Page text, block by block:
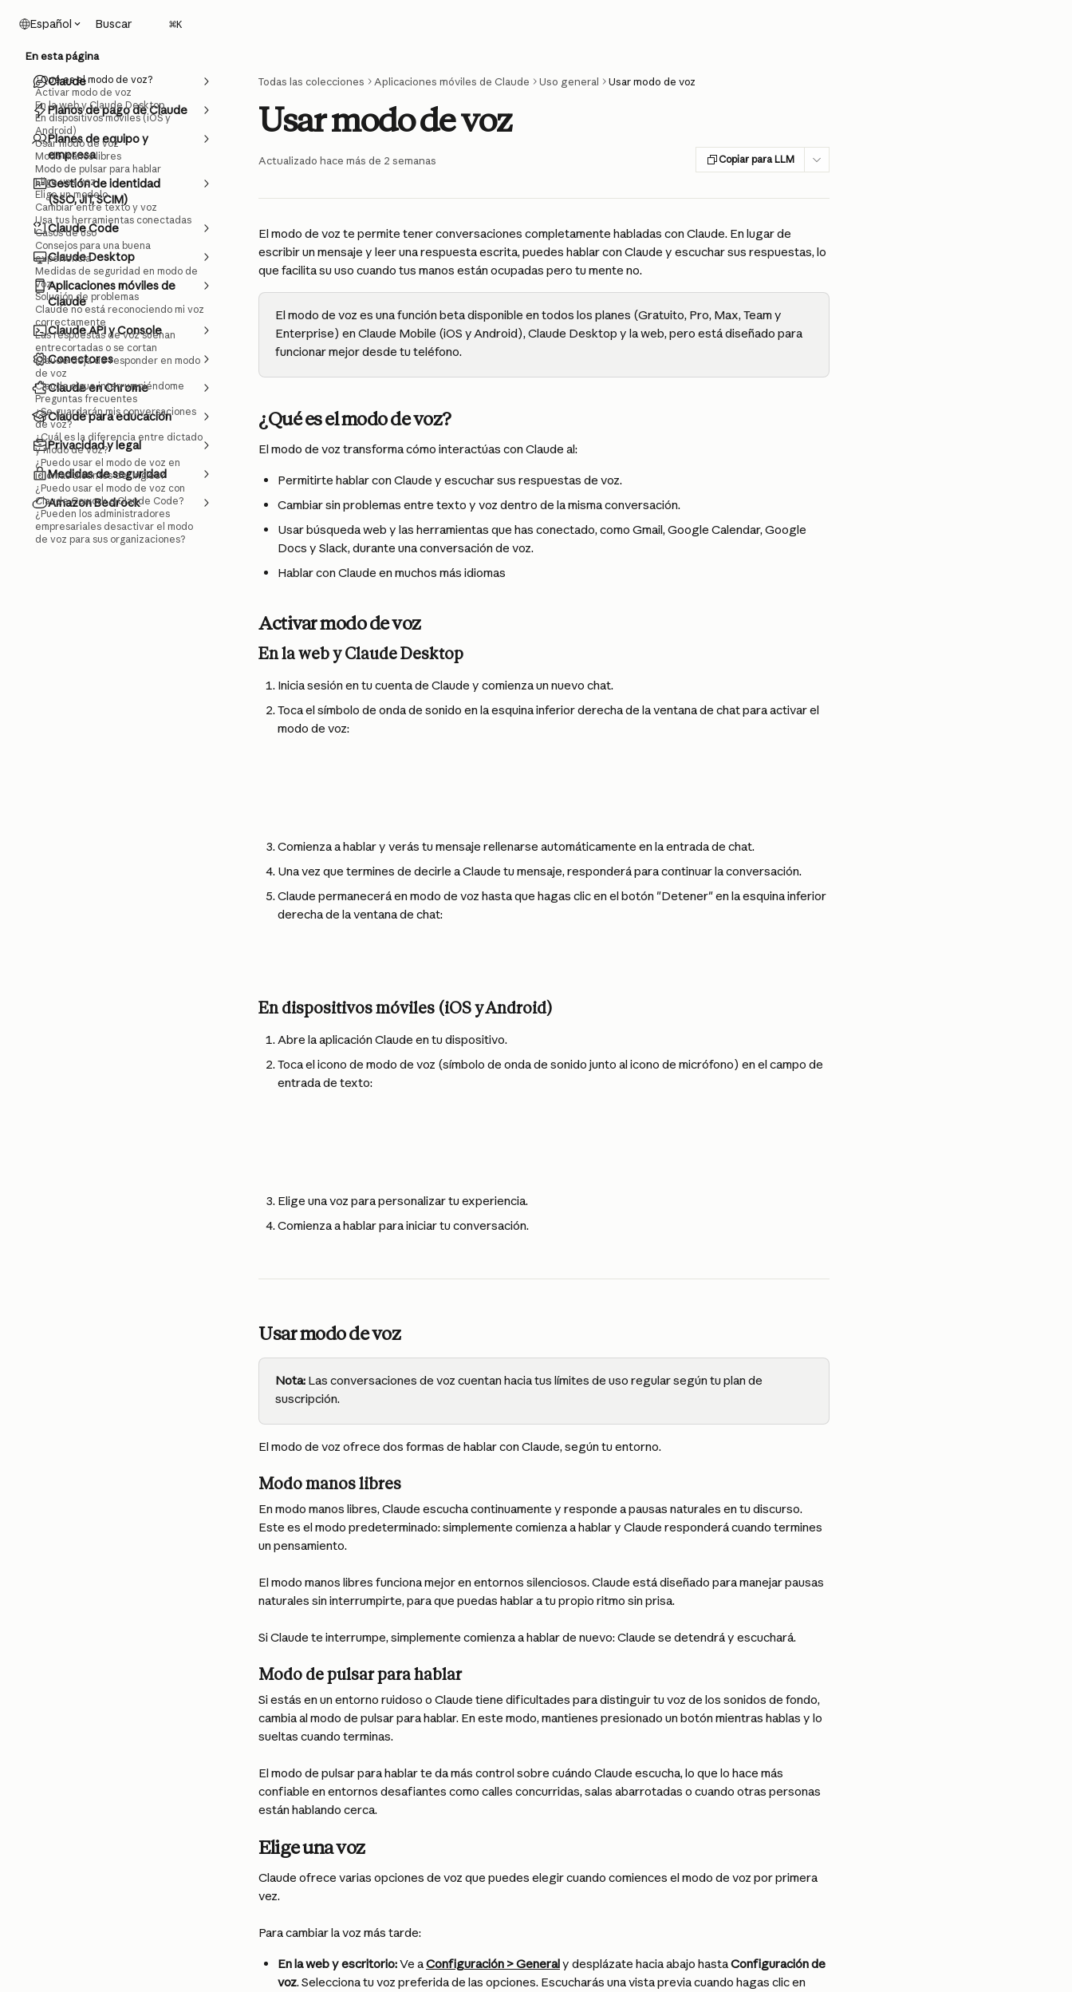
Español Buscar ⌘K
Claude
Planos de pago de Claude
Planes de equipo y
empresa
Gestión de identidad
(SSO, JIT, SCIM)
Claude Code
Claude Desktop
Aplicaciones móviles de
Claude
Claude API y Console
Conectores
Claude en Chrome
Claude para educación
Privacidad y legal
Medidas de seguridad
Amazon Bedrock
Todas las colecciones Aplicaciones móviles de Claude Uso general Usar modo de voz
Usar modo de voz
Actualizado hace más de 2 semanas Copiar para LLM
El modo de voz te permite tener conversaciones completamente habladas con Claude. En lugar de
escribir un mensaje y leer una respuesta escrita, puedes hablar con Claude y escuchar sus respuestas, lo
que facilita su uso cuando tus manos están ocupadas pero tu mente no.
El modo de voz es una función beta disponible en todos los planes (Gratuito, Pro, Max, Team y
Enterprise) en Claude Mobile (iOS y Android), Claude Desktop y la web, pero está diseñado para
funcionar mejor desde tu teléfono.
¿Qué es el modo de voz?
El modo de voz transforma cómo interactúas con Claude al:
Permitirte hablar con Claude y escuchar sus respuestas de voz.
Cambiar sin problemas entre texto y voz dentro de la misma conversación.
Usar búsqueda web y las herramientas que has conectado, como Gmail, Google Calendar, Google
Docs y Slack, durante una conversación de voz.
Hablar con Claude en muchos más idiomas
Activar modo de voz
En la web y Claude Desktop
Inicia sesión en tu cuenta de Claude y comienza un nuevo chat.
Toca el símbolo de onda de sonido en la esquina inferior derecha de la ventana de chat para activar el
modo de voz:
Comienza a hablar y verás tu mensaje rellenarse automáticamente en la entrada de chat.
Una vez que termines de decirle a Claude tu mensaje, responderá para continuar la conversación.
Claude permanecerá en modo de voz hasta que hagas clic en el botón "Detener" en la esquina inferior
derecha de la ventana de chat:
En dispositivos móviles (iOS y Android)
Abre la aplicación Claude en tu dispositivo.
Toca el icono de modo de voz (símbolo de onda de sonido junto al icono de micrófono) en el campo de
entrada de texto:
Elige una voz para personalizar tu experiencia.
Comienza a hablar para iniciar tu conversación.
Usar modo de voz
Nota: Las conversaciones de voz cuentan hacia tus límites de uso regular según tu plan de
suscripción.
El modo de voz ofrece dos formas de hablar con Claude, según tu entorno.
Modo manos libres
En modo manos libres, Claude escucha continuamente y responde a pausas naturales en tu discurso.
Este es el modo predeterminado: simplemente comienza a hablar y Claude responderá cuando termines
un pensamiento.
El modo manos libres funciona mejor en entornos silenciosos. Claude está diseñado para manejar pausas
naturales sin interrumpirte, para que puedas hablar a tu propio ritmo sin prisa.
Si Claude te interrumpe, simplemente comienza a hablar de nuevo: Claude se detendrá y escuchará.
Modo de pulsar para hablar
Si estás en un entorno ruidoso o Claude tiene dificultades para distinguir tu voz de los sonidos de fondo,
cambia al modo de pulsar para hablar. En este modo, mantienes presionado un botón mientras hablas y lo
sueltas cuando terminas.
El modo de pulsar para hablar te da más control sobre cuándo Claude escucha, lo que lo hace más
confiable en entornos desafiantes como calles concurridas, salas abarrotadas o cuando otras personas
están hablando cerca.
Elige una voz
Claude ofrece varias opciones de voz que puedes elegir cuando comiences el modo de voz por primera
vez.
Para cambiar la voz más tarde:
En la web y escritorio: Ve a Configuración > General y desplázate hacia abajo hasta Configuración de
voz. Selecciona tu voz preferida de las opciones. Escucharás una vista previa cuando hagas clic en
En esta página
¿Qué es el modo de voz?
Activar modo de voz
En la web y Claude Desktop
En dispositivos móviles (iOS y
Android)
Usar modo de voz
Modo manos libres
Modo de pulsar para hablar
Elige una voz
Elige un modelo
Cambiar entre texto y voz
Usa tus herramientas conectadas
Casos de uso
Consejos para una buena
experiencia
Medidas de seguridad en modo de
voz
Solución de problemas
Claude no está reconociendo mi voz
correctamente
Las respuestas de voz suenan
entrecortadas o se cortan
Claude deja de responder en modo
de voz
Claude sigue interrumpiéndome
Preguntas frecuentes
¿Se guardarán mis conversaciones
de voz?
¿Cuál es la diferencia entre dictado
y modo de voz?
¿Puedo usar el modo de voz en
idiomas distintos del inglés?
¿Puedo usar el modo de voz con
Claude Cowork o Claude Code?
¿Pueden los administradores
empresariales desactivar el modo
de voz para sus organizaciones?